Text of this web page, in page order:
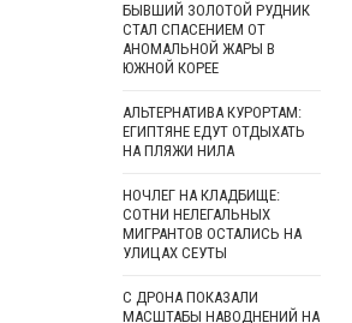
БЫВШИЙ ЗОЛОТОЙ РУДНИК
СТАЛ СПАСЕНИЕМ ОТ
АНОМАЛЬНОЙ ЖАРЫ В
ЮЖНОЙ КОРЕЕ
АЛЬТЕРНАТИВА КУРОРТАМ:
ЕГИПТЯНЕ ЕДУТ ОТДЫХАТЬ
НА ПЛЯЖИ НИЛА
НОЧЛЕГ НА КЛАДБИЩЕ:
СОТНИ НЕЛЕГАЛЬНЫХ
МИГРАНТОВ ОСТАЛИСЬ НА
УЛИЦАХ СЕУТЫ
С ДРОНА ПОКАЗАЛИ
МАСШТАБЫ НАВОДНЕНИЙ НА